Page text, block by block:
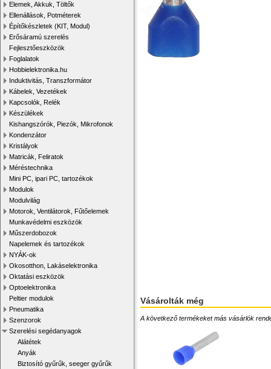
Elemek, Akkuk, Töltők
Ellenállások, Potméterek
Építőkészletek (KIT, Modul)
Erősáramú szerelés
Fejlesztőeszközök
Foglalatok
Hobbielektronika.hu
Induktivitás, Transzformátor
Kábelek, Vezetékek
Kapcsolók, Relék
Készülékek
Kishangszórók, Piezók, Mikrofonok
Kondenzátor
Kristályok
Matricák, Feliratok
Méréstechnika
Mini PC, ipari PC, tartozékok
Modulok
Modulvilág
Motorok, Ventilátorok, Fűtőelemek
Munkavédelmi eszközök
Műszerdobozok
Napelemek és tartozékok
NYÁK-ok
Okosotthon, Lakáselektronika
Oktatási eszközök
Optoelektronika
Peltier modulok
Pneumatika
Szenzorok
Szerelési segédanyagok
Alátétek
Anyák
Biztosító gyűrűk, seeger gyűrűk
Vásárolták még
A következő termékeket más vásárlók